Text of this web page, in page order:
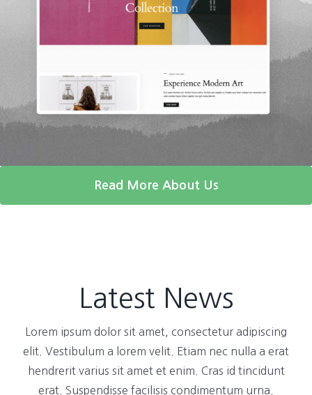
Read More About Us
Latest News
Lorem ipsum dolor sit amet, consectetur adipiscing
elit. Vestibulum a lorem velit. Etiam nec nulla a erat
hendrerit varius sit amet et enim. Cras id tincidunt
erat. Suspendisse facilisis condimentum urna.